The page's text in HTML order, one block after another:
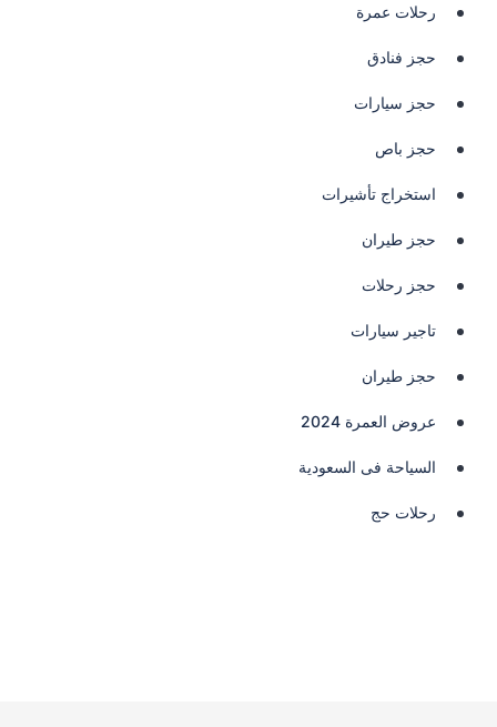
رحلات عمرة
حجز فنادق
حجز سيارات
حجز باص
استخراج تأشيرات
حجز طيران
حجز رحلات
تاجير سيارات
حجز طيران
عروض العمرة 2024
السياحة فى السعودية
رحلات حج